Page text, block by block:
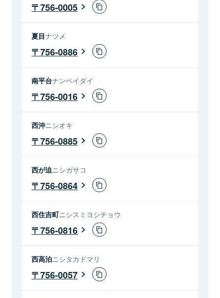
756-0005
夏目ナツメ
756-0886
南平台ナンペイダイ
756-0016
西沖ニシオキ
756-0885
西が迫ニシガサコ
756-0864
西住吉町ニシスミヨシチョウ
756-0816
西高泊ニシタカドマリ
756-0057